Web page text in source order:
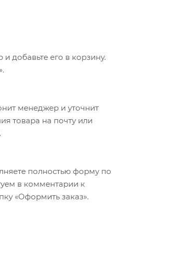
добавьте его в корзину.
менеджер и уточнит
товара на почту или
полностью форму по
в комментарии к
«Оформить заказ».